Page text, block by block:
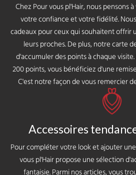
Chez Pour vous pl'Hair, nous pensons
votre confiance et votre fidélité.
cadeaux pour ceux qui souhaitent offrir
leurs proches. De plus, notre carte
d'accumuler des points à chaque
200 points, vous bénéficiez d'une
C'est notre façon de vous remercier
Accessoires
Pour compléter votre look et ajouter
vous pl'Hair propose une sélection
fantaisie. Parmi nos articles, vous